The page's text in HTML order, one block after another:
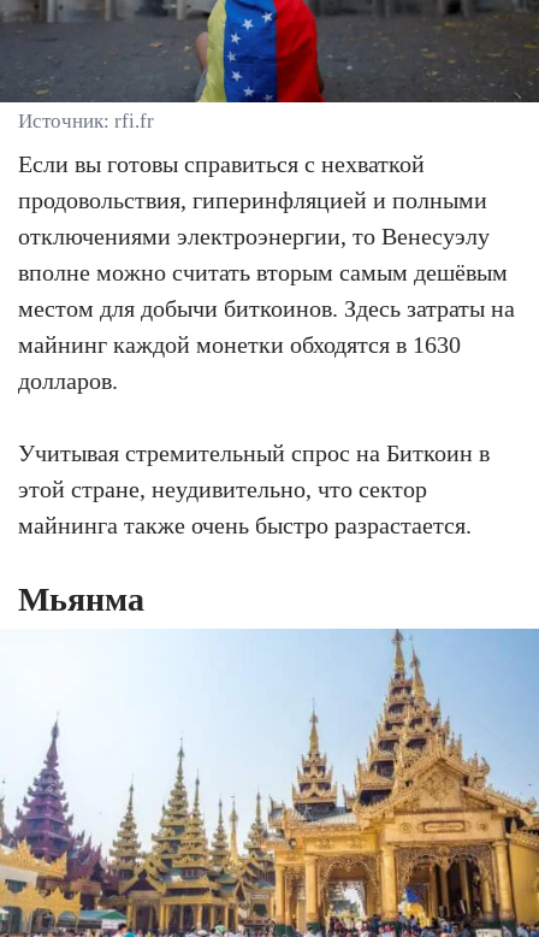
Источник: rfi.fr
Если вы готовы справиться с нехваткой
продовольствия, гиперинфляцией и полными
отключениями электроэнергии, то Венесуэлу
вполне можно считать вторым самым дешёвым
местом для добычи биткоинов. Здесь затраты на
майнинг каждой монетки обходятся в 1630
долларов.
Учитывая стремительный спрос на Биткоин в
этой стране, неудивительно, что сектор
майнинга также очень быстро разрастается.
Мьянма